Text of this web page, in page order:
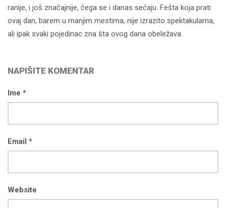
ranije, i još značajnije, čega se i danas sećaju. Fešta koja prati
ovaj dan, barem u manjim mestima, nije izrazito spektakularna,
ali ipak svaki pojedinac zna šta ovog dana obeležava.
NAPIŠITE KOMENTAR
Ime *
Email *
Website